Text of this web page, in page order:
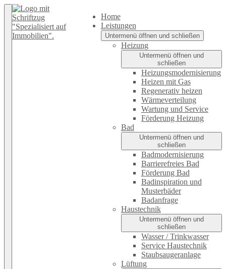
Home
Leistungen
Untermenü öffnen und schließen
Heizung
Untermenü öffnen und
schließen
Heizungsmodernisierung
Heizen mit Gas
Regenerativ heizen
Wärmeverteilung
Wartung und Service
Förderung Heizung
Bad
Untermenü öffnen und
schließen
Badmodernisierung
Barrierefreies Bad
Förderung Bad
Badinspiration und
Musterbäder
Badanfrage
Haustechnik
Untermenü öffnen und
schließen
Wasser / Trinkwasser
Service Haustechnik
Staubsaugeranlage
Lüftung